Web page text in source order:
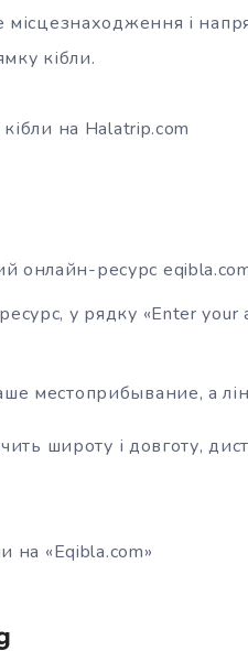
і
кібли.
на Halatrip.com
онлайн-ресурс
у рядку «Enter your
местоприбывание, а
широту і довготу,
на «Eqibla.com»